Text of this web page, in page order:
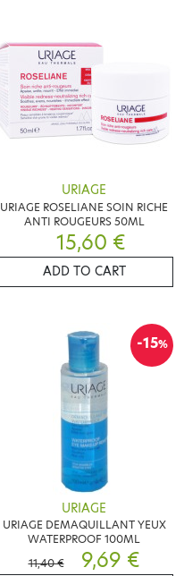
URIAGE
URIAGE ROSELIANE SOIN RICHE
ANTI ROUGEURS 50ML
15,60 €
ADD TO CART
-15%
URIAGE
URIAGE DEMAQUILLANT YEUX
WATERPROOF 100ML
11,40 €
9,69 €